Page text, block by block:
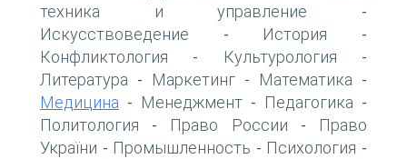
техника и управление -
Искусствоведение - История -
Конфликтология - Культурология -
Литература - Маркетинг - Математика -
Медицина - Менеджмент - Педагогика -
Политология - Право России -
Право
України - Промышленность - Психология -